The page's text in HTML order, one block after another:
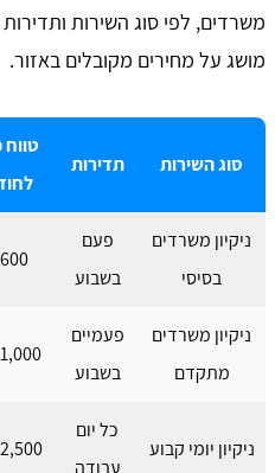
משרדים, לפי סוג השירות
מושג על מחירים מקובלים באזור.
סוג השירות תדירות
ניקיון משרדים
בסיסי
פעם
בשבוע
600 - 900
ניקיון משרדים
מתקדם
פעמיים
בשבוע
1,000 - 1,500
ניקיון יומי קבוע
כל יום
2,500 - 4,500